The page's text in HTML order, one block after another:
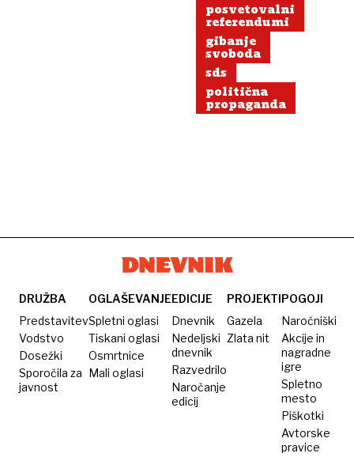
posvetovalni
referendumi
gibanje
svoboda
sds
politična
propaganda
DRUŽBA
Predstavitev
Vodstvo
Dosežki
Sporočila za
javnost
OGLAŠEVANJE
Spletni oglasi
Tiskani oglasi
Osmrtnice
Mali oglasi
EDICIJE
Dnevnik
Nedeljski
dnevnik
Razvedrilo
Naročanje
edicij
PROJEKTI
Gazela
Zlata nit
POGOJI
Naročniški
Akcije in
nagradne
igre
Spletno
mesto
Piškotki
Avtorske
pravice